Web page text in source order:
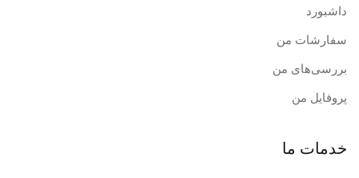
داشبورد
سفارشات من
بررسی‌های من
پروفایل من
خدمات ما